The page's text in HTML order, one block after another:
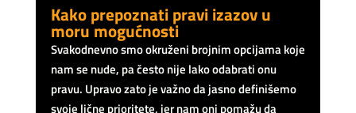
Kako prepoznati pravi izazov u
moru mogućnosti
Svakodnevno smo okruženi brojnim opcijama koje
nam se nude, pa često nije lako odabrati onu
pravu. Upravo zato je važno da jasno definišemo
svoje lične prioritete, jer nam oni pomažu da